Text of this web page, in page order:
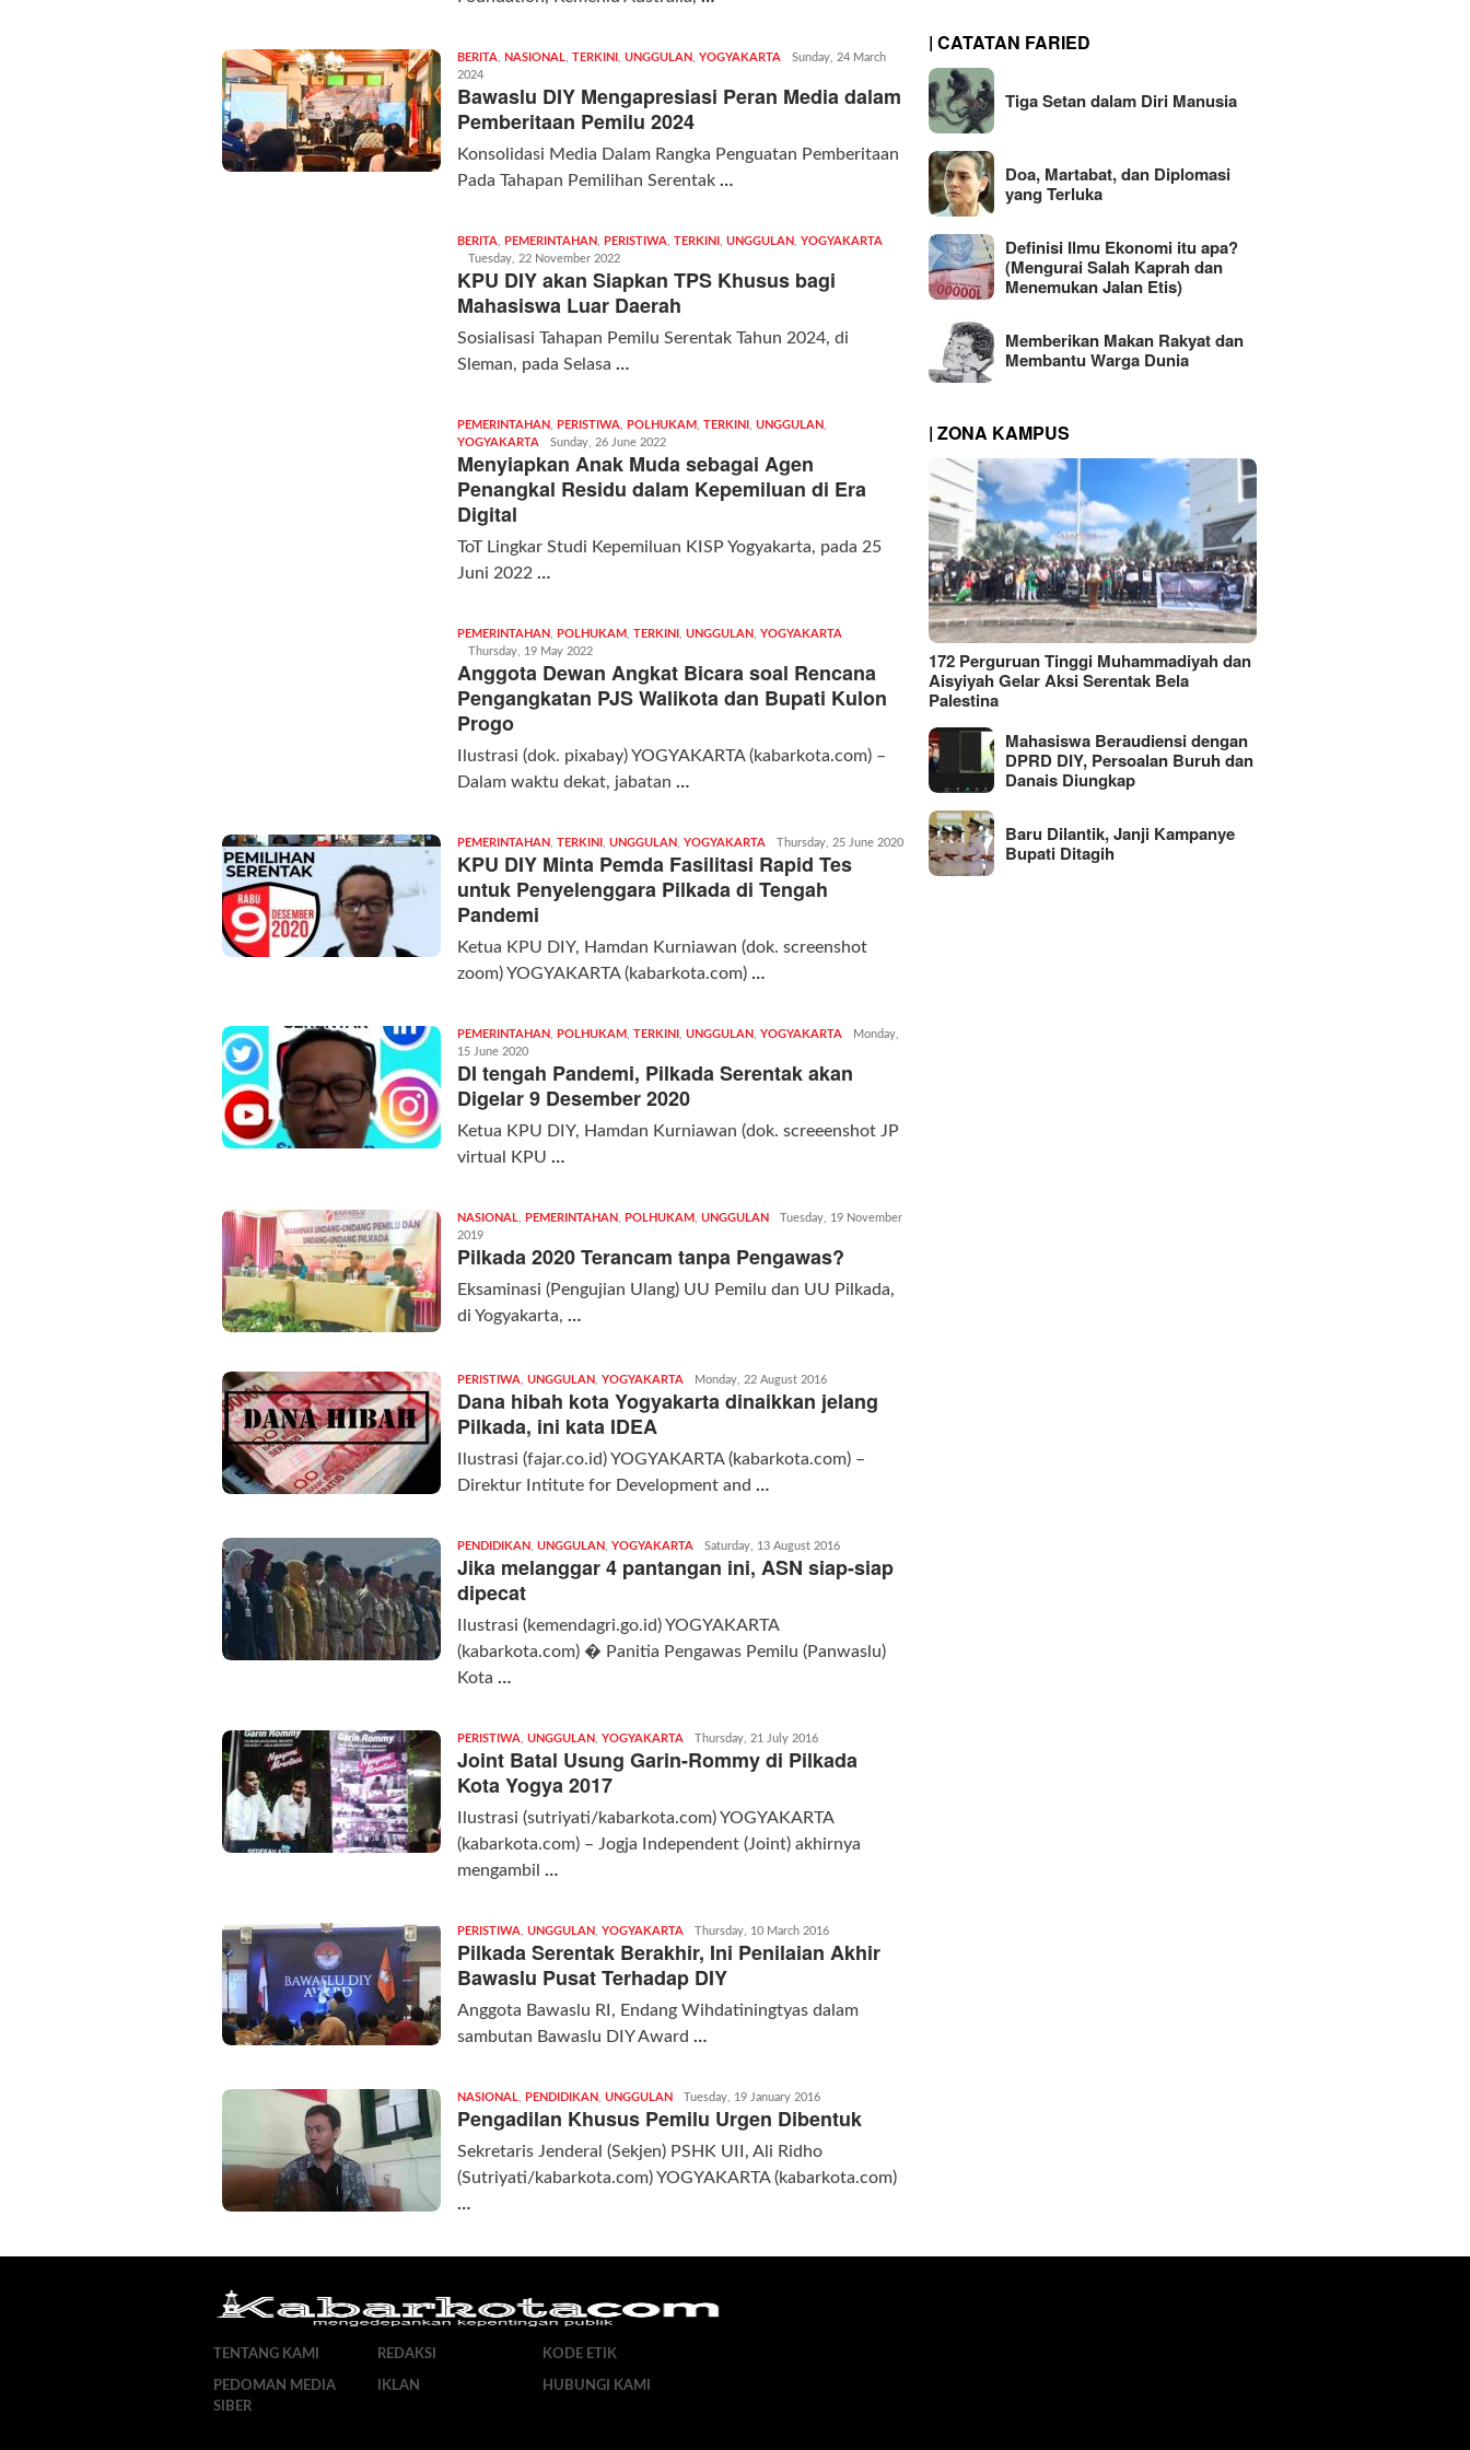
BERITA NASIONAL TERKINI UNGGULAN YOGYAKARTA Redaksi
kabarkota
Sunday, 24 March
2024
Bawaslu DIY Mengapresiasi Peran Media dalam
Pemberitaan Pemilu 2024
Konsolidasi Media Dalam Rangka Penguatan Pemberitaan
Pada Tahapan Pemilihan Serentak …
BERITA PEMERINTAHAN PERISTIWA TERKINI UNGGULAN YOGYAKARTA
kabarkota
Tuesday, 22 November 2022
KPU DIY akan Siapkan TPS Khusus bagi
Mahasiswa Luar Daerah
Sosialisasi Tahapan Pemilu Serentak Tahun 2024, di
Sleman, pada Selasa …
PEMERINTAHAN PERISTIWA POLHUKAM TERKINI UNGGULAN
YOGYAKARTA Redaksi
|
Sunday, 26 June 2022
Menyiapkan Anak Muda sebagai Agen
Penangkal Residu dalam Kepemiluan di Era
Digital
ToT Lingkar Studi Kepemiluan KISP Yogyakarta, pada 25
Juni 2022 …
PEMERINTAHAN POLHUKAM TERKINI UNGGULAN YOGYAKARTA
kabarkota
Thursday, 19 May 2022
Anggota Dewan Angkat Bicara soal Rencana
Pengangkatan PJS Walikota dan Bupati Kulon
Progo
Ilustrasi (dok. pixabay) YOGYAKARTA (kabarkota.com) –
Dalam waktu dekat, jabatan …
PEMERINTAHAN TERKINI UNGGULAN YOGYAKARTA Redaksi
|
kabarkota
Thursday, 25 June 2020
KPU DIY Minta Pemda Fasilitasi Rapid Tes
untuk Penyelenggara Pilkada di Tengah
Pandemi
Ketua KPU DIY, Hamdan Kurniawan (dok. screenshot
zoom) YOGYAKARTA (kabarkota.com) …
PEMERINTAHAN POLHUKAM TERKINI UNGGULAN YOGYAKARTA Redaksi
kabarkota
Monday,
15 June 2020
DI tengah Pandemi, Pilkada Serentak akan
Digelar 9 Desember 2020
Ketua KPU DIY, Hamdan Kurniawan (dok. screeenshot JP
virtual KPU …
NASIONAL PEMERINTAHAN POLHUKAM UNGGULAN Redaksi
kabarkota
Tuesday, 19 November
2019
Pilkada 2020 Terancam tanpa Pengawas?
Eksaminasi (Pengujian Ulang) UU Pemilu dan UU Pilkada,
di Yogyakarta, …
PERISTIWA UNGGULAN YOGYAKARTA Redaksi
|
Monday, 22 August 2016
Dana hibah kota Yogyakarta dinaikkan jelang
Pilkada, ini kata IDEA
Ilustrasi (fajar.co.id) YOGYAKARTA (kabarkota.com) –
Direktur Intitute for Development and …
PENDIDIKAN UNGGULAN YOGYAKARTA Redaksi
|
kabarkota
Saturday, 13 August 2016
Jika melanggar 4 pantangan ini, ASN siap-siap
dipecat
Ilustrasi (kemendagri.go.id) YOGYAKARTA
(kabarkota.com) � Panitia Pengawas Pemilu (Panwaslu)
Kota …
PERISTIWA UNGGULAN YOGYAKARTA Redaksi
Thursday, 21 July 2016
Joint Batal Usung Garin-Rommy di Pilkada
Kota Yogya 2017
Ilustrasi (sutriyati/kabarkota.com) YOGYAKARTA
(kabarkota.com) – Jogja Independent (Joint) akhirnya
mengambil …
PERISTIWA UNGGULAN YOGYAKARTA Redaksi
|
kabarkota
Thursday, 10 March 2016
Pilkada Serentak Berakhir, Ini Penilaian Akhir
Bawaslu Pusat Terhadap DIY
Anggota Bawaslu RI, Endang Wihdatiningtyas dalam
sambutan Bawaslu DIY Award …
NASIONAL PENDIDIKAN UNGGULAN Redaksi
|
Tuesday, 19 January 2016
Pengadilan Khusus Pemilu Urgen Dibentuk
Sekretaris Jenderal (Sekjen) PSHK UII, Ali Ridho
(Sutriyati/kabarkota.com) YOGYAKARTA (kabarkota.com)
…
| CATATAN FARIED
Tiga Setan dalam Diri Manusia
Doa, Martabat, dan Diplomasi
yang Terluka
Definisi Ilmu Ekonomi itu apa?
(Mengurai Salah Kaprah dan
Menemukan Jalan Etis)
Memberikan Makan Rakyat dan
Membantu Warga Dunia
| ZONA KAMPUS
172 Perguruan Tinggi Muhammadiyah dan
Aisyiyah Gelar Aksi Serentak Bela
Palestina
Mahasiswa Beraudiensi dengan
DPRD DIY, Persoalan Buruh dan
Danais Diungkap
Baru Dilantik, Janji Kampanye
Bupati Ditagih
TENTANG KAMI REDAKSI KODE ETIK
PEDOMAN MEDIA
SIBER
IKLAN HUBUNGI KAMI